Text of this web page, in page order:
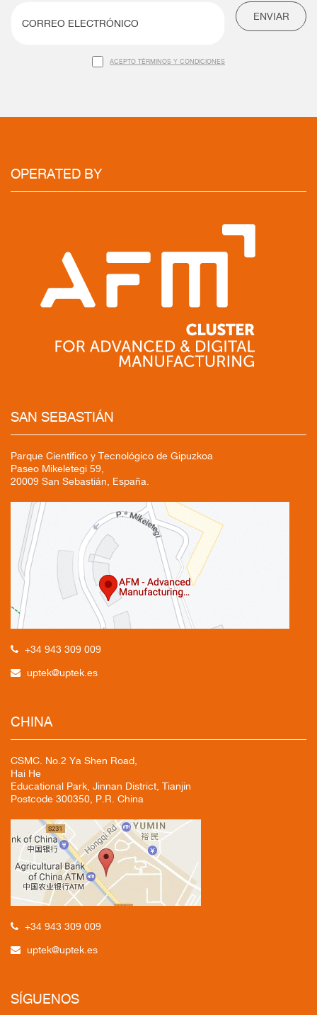
ENVIAR
ACEPTO TÉRMINOS Y CONDICIONES
OPERATED BY
SAN SEBASTIÁN
Parque Científico y Tecnológico de Gipuzkoa
Paseo Mikeletegi 59,
20009 San Sebastián, España.
+34 943 309 009
uptek@uptek.es
CHINA
CSMC. No.2 Ya Shen Road,
Hai He
Educational Park, Jinnan District, Tianjin
Postcode 300350, P.R. China
+34 943 309 009
uptek@uptek.es
SÍGUENOS